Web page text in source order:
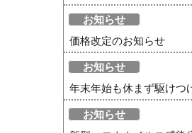
お知らせ
価格改定のお知らせ
お知らせ
年末年始も休まず駆けつ
お知らせ